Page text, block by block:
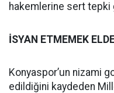
hakemlerine sert tepki
İSYAN ETMEMEK
Konyaspor’un nizami
edildiğini kaydeden